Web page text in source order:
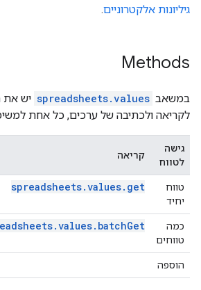
גיליונות אלקטרוניים.
Methods
במשאב spreadsheets.values יש את
לקריאה ולכתיבה של ערכים, כל אחת
גישה
לטווח
קריאה
טווח
יחיד
spreadsheets.values.get
כמה
טווחים
הוספה